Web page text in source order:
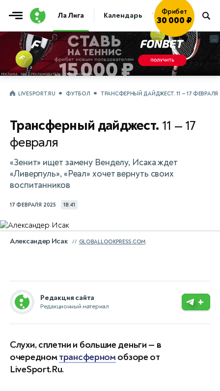
Ла Лига Календарь Таблица
30 000 ₽
Играть →
...
...
LIVESPORT.RU ФУТБОЛ ТРАНСФЕРНЫЙ ДАЙДЖЕСТ. 11 — 17 ФЕВРАЛЯ
Трансферный дайджест. 11 — 17
февраля
«Зенит» ищет замену Венделу, Исака ждет
«Ливерпуль», «Реал» хочет вернуть своих
воспитанников
17 ФЕВРАЛЯ 2025 18:41
Александер Исак GLOBALLOOKPRESS.COM
Редакция сайта
Редакционный материал +
Слухи, сплетни и большие деньги — в
очередном трансферном обзоре от
LiveSport.Ru.